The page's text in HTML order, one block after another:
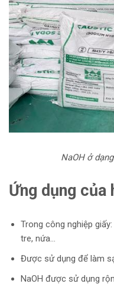
NaOH ở
Ứng dụng của
Trong công nghiệp giấy:
tre, nứa…
Được sử dụng để làm
NaOH được sử dụng